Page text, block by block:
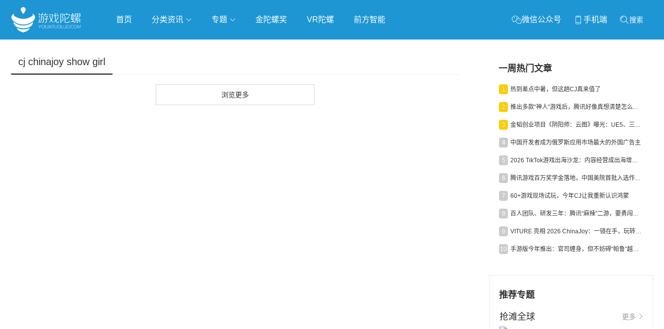
首页 分类资讯 专题
跨界Talk
金陀螺奖 VR陀螺 前方智能 微信公众号 手机端 搜索
cj chinajoy show girl
浏览更多
一周热门文章
1 热到差点中暑，但这趟CJ真来值了
2 推出多款“神人”游戏后，腾讯好像真想清楚怎么做二次元了
3 金韬创业项目《阴阳师：云图》曝光：UE5、三端互通、ARPG
4 中国开发者成为俄罗斯应用市场最大的外国广告主
5 2026 TikTok游戏出海沙龙：内容经营成出海增长新引擎
6 腾讯游戏百万奖学金落地，中国美院首批入选作品获业内关注
7 60+游戏现场试玩，今年CJ让我重新认识鸿蒙
8 百人团队、研发三年：腾讯“麻辣”二游，要勇闯男性恋爱市场
9 VITURE 亮相 2026 ChinaJoy：一镜在手，玩转全场！
10 手游版今年推出：官司缠身，但不妨碍“帕鲁”越来越火
推荐专题
抢滩全球 更多